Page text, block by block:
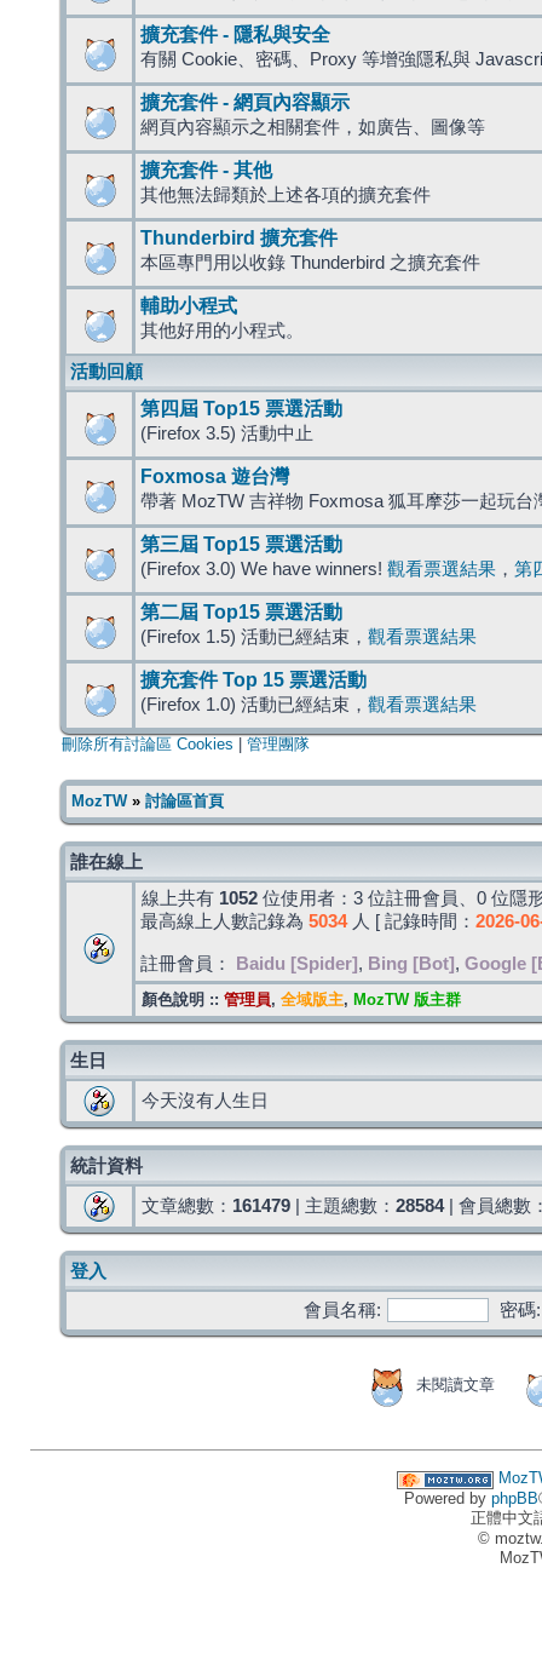
擴充套件 - 隱私與安全
有關 Cookie、密碼、Proxy 等增強隱私與
擴充套件 - 網頁內容顯示
網頁內容顯示之相關套件，如廣告、圖像等
擴充套件 - 其他
其他無法歸類於上述各項的擴充套件
Thunderbird 擴充套件
本區專門用以收錄 Thunderbird 之擴充套件
輔助小程式
其他好用的小程式。
活動回顧
第四屆 Top15 票選活動
(Firefox 3.5) 活動中止
Foxmosa 遊台灣
帶著 MozTW 吉祥物 Foxmosa 狐耳摩莎一起玩台
第三屆 Top15 票選活動
(Firefox 3.0) We have winners! 觀看票選結果 ， 第
第二屆 Top15 票選活動
(Firefox 1.5) 活動已經結束， 觀看票選結果
擴充套件 Top 15 票選活動
(Firefox 1.0) 活動已經結束， 觀看票選結果
刪除所有討論區 Cookies 管理團隊
MozTW» 討論區首頁
誰在線上
線上共有 1052 位使用者：3 位註冊會員、0 位隱
最高線上人數記錄為 5034人 [ 記錄時間： 2026-
註冊會員： Baidu [Spider] , Bing [Bot] , Google
顏色說明 :: 管理員, 全域版主, MozTW 版主群
生日
今天沒有人生日
統計資料
文章總數： 161479 | 主題總數： 28584| 會員總數
登入
會員名稱:
密碼:
未閱讀文章
Powered by phpBB
正體中文
©